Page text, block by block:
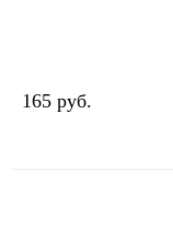
165 руб.